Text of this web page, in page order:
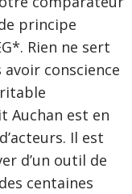
principe
Rien ne sert
conscience
Auchan est en
Il est
d’un outil de
centaines